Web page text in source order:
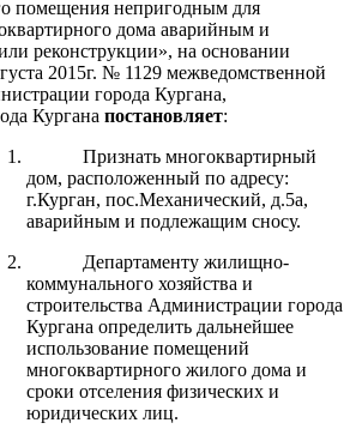
помещения непригодным для
дома аварийным и
реконструкции», на основании
2015г. № 1129 межведомственной
города Кургана,
Кургана постановляет:
Признать многоквартирный
дом, расположенный по адресу:
г.Курган, пос.Механический, д.5а,
аварийным и подлежащим сносу.
Департаменту жилищно-
коммунального хозяйства и
строительства Администрации города
Кургана определить дальнейшее
использование помещений
многоквартирного жилого дома и
сроки отселения физических и
юридических лиц.